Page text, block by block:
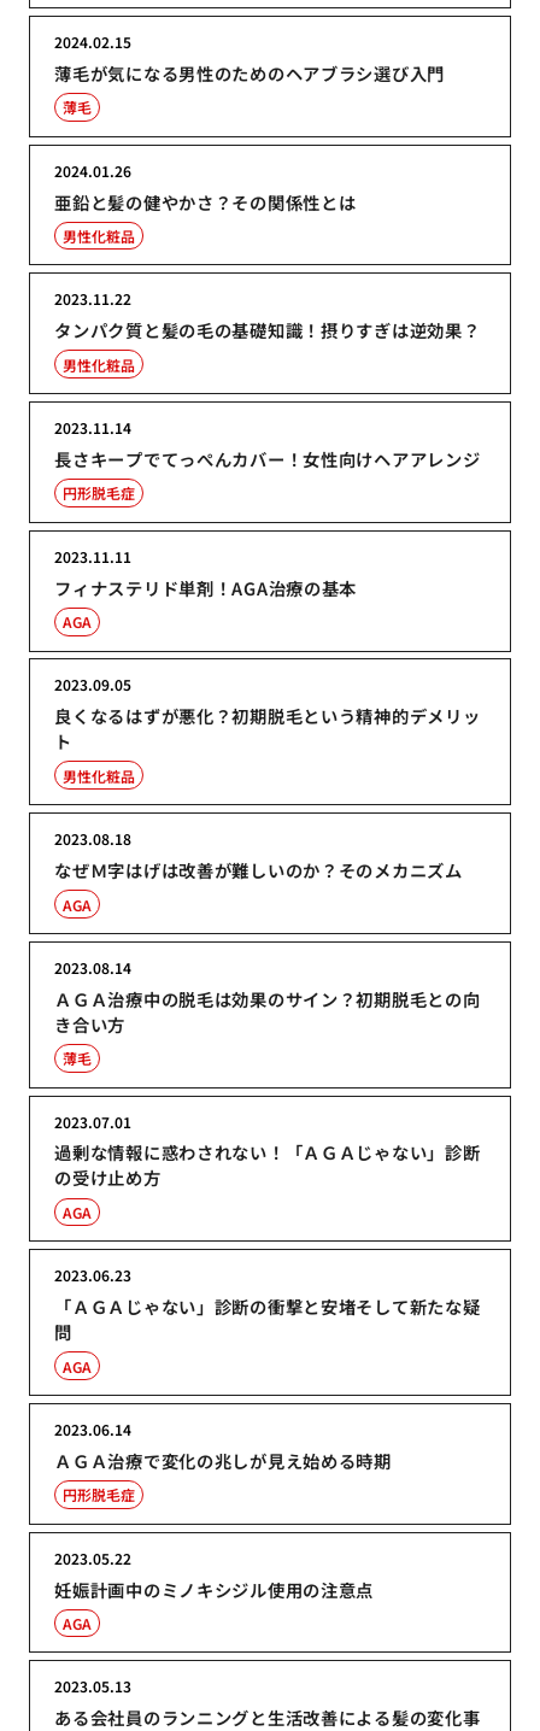
薄毛が気になる男性のためのヘアブラシ選び入門
2024.02.15
薄毛
亜鉛と髪の健やかさ？その関係性とは
2024.01.26
男性化粧品
タンパク質と髪の毛の基礎知識！摂りすぎは逆効果？
2023.11.22
男性化粧品
長さキープでてっぺんカバー！女性向けヘアアレンジ
2023.11.14
円形脱毛症
フィナステリド単剤！AGA治療の基本
2023.11.11
AGA
良くなるはずが悪化？初期脱毛という精神的デメリッ
ト
2023.09.05
男性化粧品
なぜＭ字はげは改善が難しいのか？そのメカニズム
2023.08.18
AGA
ＡＧＡ治療中の脱毛は効果のサイン？初期脱毛との向
き合い方
2023.08.14
薄毛
過剰な情報に惑わされない！「ＡＧＡじゃない」診断
の受け止め方
2023.07.01
AGA
「ＡＧＡじゃない」診断の衝撃と安堵そして新たな疑
問
2023.06.23
AGA
ＡＧＡ治療で変化の兆しが見え始める時期
2023.06.14
円形脱毛症
妊娠計画中のミノキシジル使用の注意点
2023.05.22
AGA
ある会社員のランニングと生活改善による髪の変化事
2023.05.13